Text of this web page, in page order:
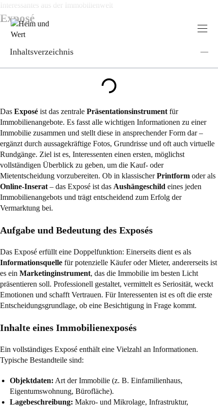
Zum
Inhalt
springen
Interessantes aus der Immobilienwelt
Exposé
Inhaltsverzeichnis
Das Exposé ist das zentrale Präsentationsinstrument für
Immobilienangebote. Es fasst alle wichtigen Informationen zu einer
Immobilie zusammen und stellt diese in ansprechender Form dar –
ergänzt durch aussagekräftige Fotos, Grundrisse und oft auch virtuelle
Rundgänge. Ziel ist es, Interessenten einen ersten, möglichst
vollständigen Überblick zu geben, um die Kauf- oder
Mietentscheidung vorzubereiten. Ob in klassischerPrintform oder als
Online-Inserat – das Exposé ist das Aushängeschild eines jeden
Immobilienangebots und trägt entscheidend zum Erfolg der
Vermarktung bei.
Aufgabe und Bedeutung des Exposés
Das Exposé erfüllt eine Doppelfunktion: Einerseits dient es als
Informationsquelle für potenzielle Käufer oder Mieter, andererseits ist
es ein Marketinginstrument, das die Immobilie im besten Licht
präsentieren soll. Professionell gestaltet, vermittelt es Seriosität, weckt
Emotionen und schafft Vertrauen. Für Interessenten ist es oft die erste
Entscheidungsgrundlage, ob eine Besichtigung in Frage kommt.
Inhalte eines Immobilienexposés
Ein vollständiges Exposé enthält eine Vielzahl an Informationen.
Typische Bestandteile sind:
Objektdaten: Art der Immobilie (z. B. Einfamilienhaus,
Eigentumswohnung, Bürofläche).
Lagebeschreibung: Makro- und Mikrolage, Infrastruktur,